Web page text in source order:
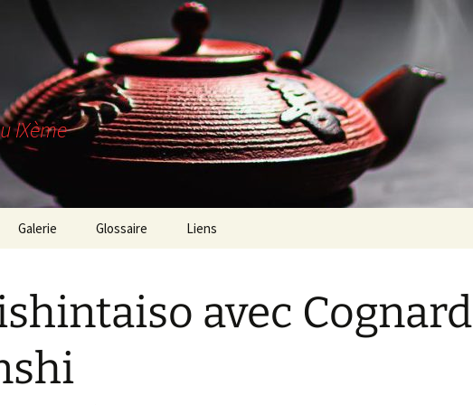
IXème
?
nous !
Galerie Glossaire Liens
avec Cognard